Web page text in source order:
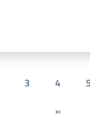
3 4 5
»